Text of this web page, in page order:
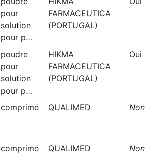
pour
solution
pour p…
FARMACEUTICA
(PORTUGAL)
poudre
pour
solution
pour p…
HIKMA
FARMACEUTICA
(PORTUGAL)
Oui
comprimé QUALIMED Non
comprimé QUALIMED Non